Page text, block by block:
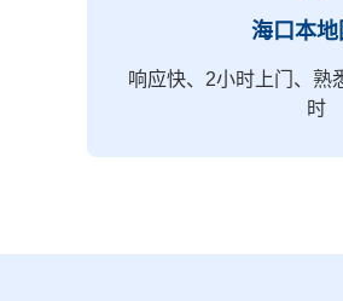
海口本地
响应快、2小时上门、熟
时